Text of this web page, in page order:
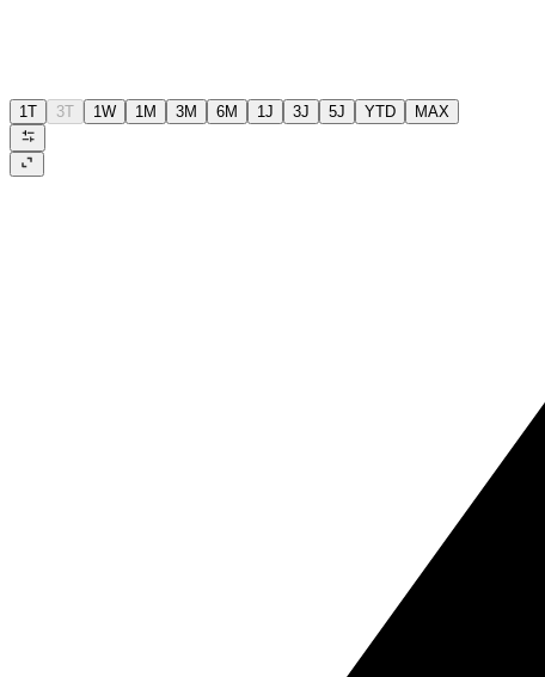
1T 3T 1W 1M 3M 6M 1J 3J 5J YTD MAX